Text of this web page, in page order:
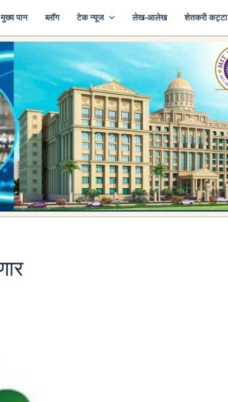
मुख्य पान ब्लॉग टेक न्यूज लेख-आलेख शेतकरी कट्टा